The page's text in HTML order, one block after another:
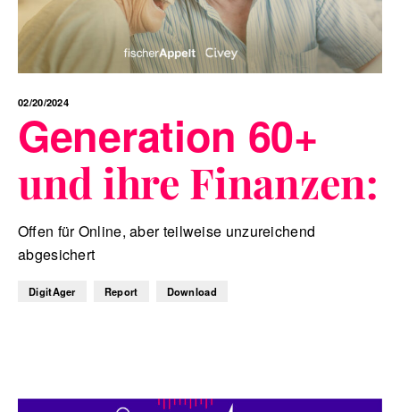
02/20/2024
Generation 60+
und ihre Finanzen:
Offen für Online, aber teilweise unzureichend
abgesichert
DigitAger Report Download